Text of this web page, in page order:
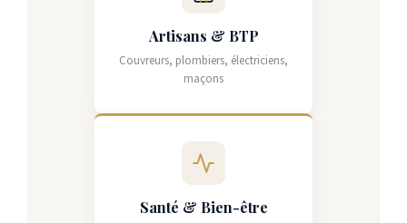
Artisans & BTP
Couvreurs, plombiers, électriciens,
maçons
Santé & Bien-être